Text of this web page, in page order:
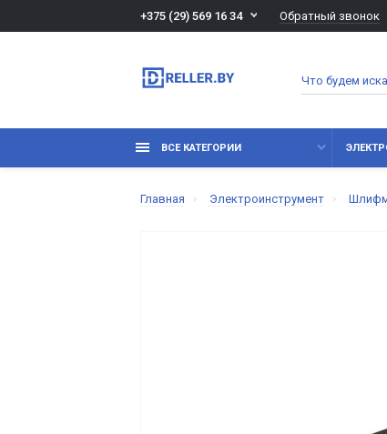
+375 (29) 569 16 34 Обратный звонок
ВСЕ КАТЕГОРИИ
Главная Электроинструмент